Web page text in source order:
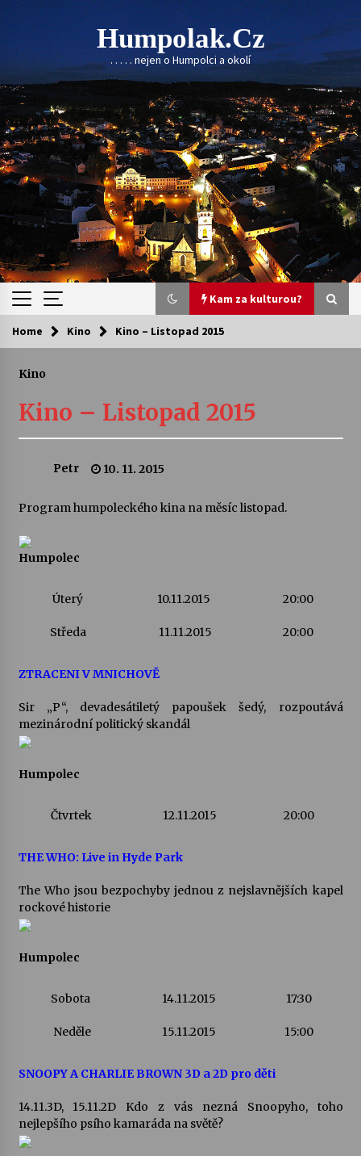
Skip
to
content
Humpolak.cz
. . . . . nejen o Humpolci a okolí
Kam za kulturou?
Kam za kulturou?
Sukuba Ensemble
4. 8. 2026
Vernisáž výstavy Josefíny Duškové: Stávám se
kapkou
28. 7. 2026
28. 7. 2026
22. 7. 2026
Vysočinka
14. 7. 2026
13. 7. 2026
Varhanní recitál Michala Novenka v Klášteře
Home Kino Kino – Listopad 2015
Kino
Kino – Listopad 2015
Petr 10. 11. 2015
Program humpoleckého kina na měsíc listopad.
Humpolec
Úterý 10.11.2015 20:00
Středa 11.11.2015 20:00
ZTRACENI V MNICHOVĚ
Sir „P“, devadesátiletý papoušek šedý, rozpoutává
mezinárodní politický skandál
Humpolec
Čtvrtek 12.11.2015 20:00
THE WHO: Live in Hyde Park
The Who jsou bezpochyby jednou z nejslavnějších kapel
rockové historie
Humpolec
Sobota 14.11.2015 17:30
Neděle 15.11.2015 15:00
SNOOPY A CHARLIE BROWN 3D a 2D pro děti
14.11.3D, 15.11.2D Kdo z vás nezná Snoopyho, toho
nejlepšího psího kamaráda na světě?